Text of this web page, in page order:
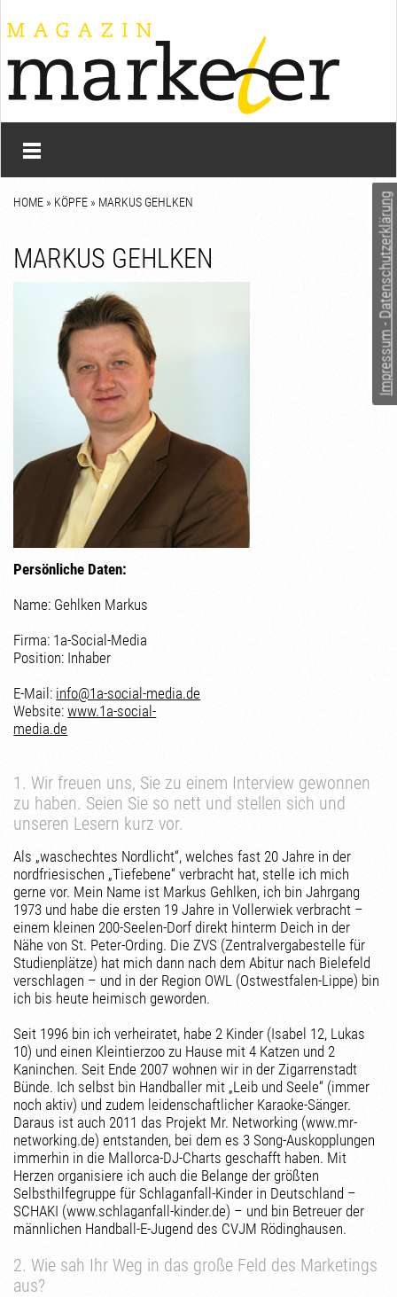
Impressum - Datenschutzerklärung
HOME » KÖPFE » MARKUS GEHLKEN
MARKUS GEHLKEN
Persönliche Daten:
Name: Gehlken Markus
Firma: 1a-Social-Media
Position: Inhaber
E-Mail: info@1a-social-media.de
Website:www.1a-social-
media.de
1. Wir freuen uns, Sie zu einem Interview gewonnen
zu haben. Seien Sie so nett und stellen sich und
unseren Lesern kurz vor.
Als „waschechtes Nordlicht“, welches fast 20 Jahre in der
nordfriesischen „Tiefebene“ verbracht hat, stelle ich mich
gerne vor. Mein Name ist Markus Gehlken, ich bin Jahrgang
1973 und habe die ersten 19 Jahre in Vollerwiek verbracht –
einem kleinen 200-Seelen-Dorf direkt hinterm Deich in der
Nähe von St. Peter-Ording. Die ZVS (Zentralvergabestelle für
Studienplätze) hat mich dann nach dem Abitur nach Bielefeld
verschlagen – und in der Region OWL (Ostwestfalen-Lippe) bin
ich bis heute heimisch geworden.
Seit 1996 bin ich verheiratet, habe 2 Kinder (Isabel 12, Lukas
10) und einen Kleintierzoo zu Hause mit 4 Katzen und 2
Kaninchen. Seit Ende 2007 wohnen wir in der Zigarrenstadt
Bünde. Ich selbst bin Handballer mit „Leib und Seele“ (immer
noch aktiv) und zudem leidenschaftlicher Karaoke-Sänger.
Daraus ist auch 2011 das Projekt Mr. Networking (www.mr-
networking.de) entstanden, bei dem es 3 Song-Auskopplungen
immerhin in die Mallorca-DJ-Charts geschafft haben. Mit
Herzen organisiere ich auch die Belange der größten
Selbsthilfegruppe für Schlaganfall-Kinder in Deutschland –
SCHAKI (www.schlaganfall-kinder.de) – und bin Betreuer der
männlichen Handball-E-Jugend des CVJM Rödinghausen.
2. Wie sah Ihr Weg in das große Feld des Marketings
aus?